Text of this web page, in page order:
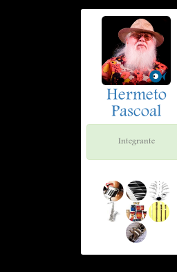
Hermeto
Pascoal
Integrante